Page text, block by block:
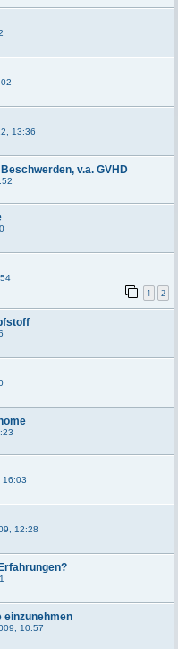
13:36
v.a. GVHD
1 2
16:03
12:28
einzunehmen
10:57